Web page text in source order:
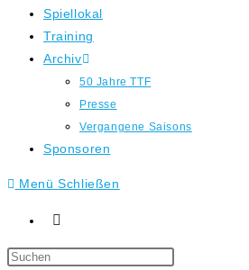
Spiellokal
Training
Archiv
50 Jahre TTF
Presse
Vergangene Saisons
Sponsoren
Menü Schließen